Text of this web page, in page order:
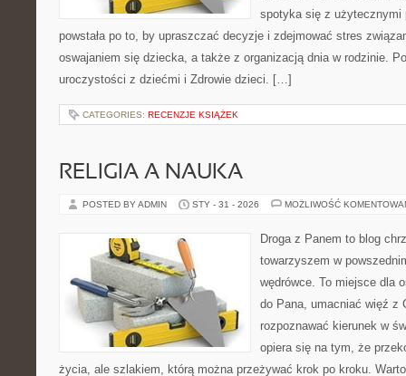
spotyka się z użytecznymi
powstała po to, by upraszczać decyzje i zdejmować stres
oswajaniem się dziecka, a także z organizacją dnia w rodzinie.
uroczystości z dziećmi i Zdrowie dzieci. […]
CATEGORIES: RECENZJE KSIĄŻEK
RELIGIA A NAUKA
POSTED BY ADMIN STY - 31 - 2026 MOŻLIWOŚĆ
Droga z Panem to blog
towarzyszem w
wędrówce. To miejsce dla
do Pana, umacniać więź z
rozpoznawać kierunek w
opiera się na tym, że
życia, ale szlakiem, którą można przeżywać krok po kroku.